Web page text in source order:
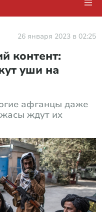
26 января 2023 в 02:25
контент:
уши на
афганцы даже
ждут их